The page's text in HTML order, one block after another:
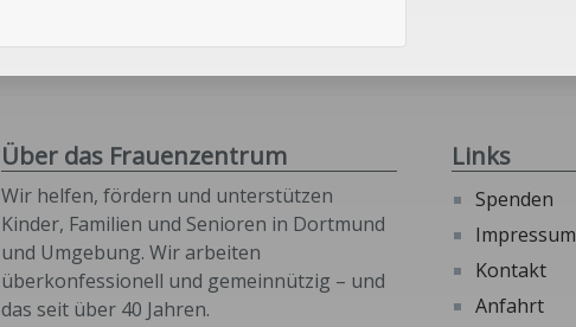
Über das Frauenzentrum
Wir helfen, fördern und unterstützen
Kinder, Familien und Senioren in Dortmund
und Umgebung. Wir arbeiten
überkonfessionell und gemeinnützig – und
das seit über 40 Jahren.
Links
Spenden
Impressum
Kontakt
Anfahrt